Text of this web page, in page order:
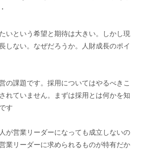
いという希望と期待は大きい。しかし現
しない。なぜだろうか。人財成長のポイ
の課題です。採用についてはやるべきこ
れていません。まずは採用とは何かを知
す
が営業リーダーになっても成立しないの
業リーダーに求められるものが特有だか